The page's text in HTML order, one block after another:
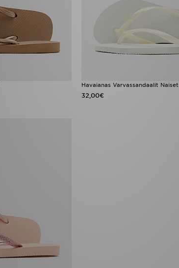
Havaianas Varvassandaalit Naiset
32,00€